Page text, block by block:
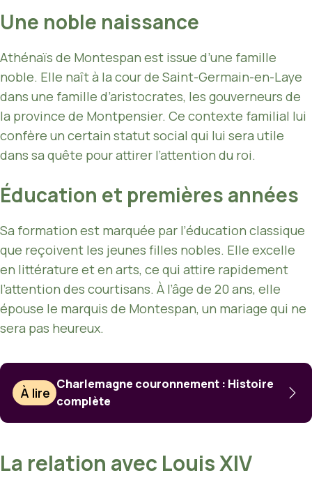
Une noble naissance
Athénaïs de Montespan est issue d’une famille
noble. Elle naît à la cour de Saint-Germain-en-Laye
dans une famille d’aristocrates, les gouverneurs de
la province de Montpensier. Ce contexte familial lui
confère un certain statut social qui lui sera utile
dans sa quête pour attirer l’attention du roi.
Éducation et premières années
Sa formation est marquée par l’éducation classique
que reçoivent les jeunes filles nobles. Elle excelle
en littérature et en arts, ce qui attire rapidement
l’attention des courtisans. À l’âge de 20 ans, elle
épouse le marquis de Montespan, un mariage qui ne
sera pas heureux.
À lire
Charlemagne couronnement : Histoire
complète
La relation avec Louis XIV